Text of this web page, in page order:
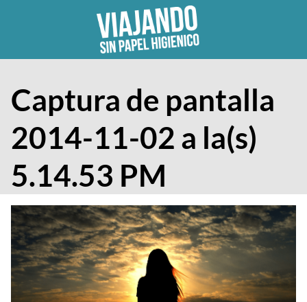
Captura de pantalla
2014-11-02 a la(s)
5.14.53 PM